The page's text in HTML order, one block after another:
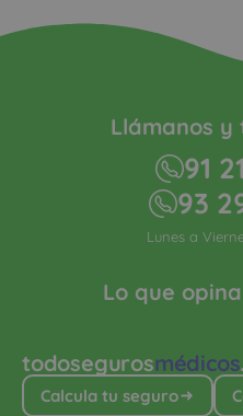
todosegurosmédicos
Calcula tu seguro
Lo que
Llámanos y
91
93
Lunes a